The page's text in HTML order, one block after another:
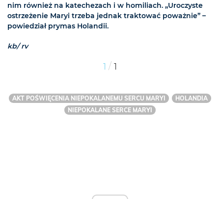
nim również na katechezach i w homiliach. „Uroczyste
ostrzeżenie Maryi trzeba jednak traktować poważnie” –
powiedział prymas Holandii.
kb/ rv
1 / 1
AKT POŚWIĘCENIA NIEPOKALANEMU SERCU MARYI
HOLANDIA
NIEPOKALANE SERCE MARYI